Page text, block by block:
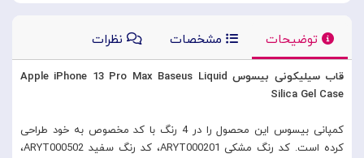
توضیحات مشخصات نظرات
قاب سیلیکونی بیسوس Apple iPhone 13 Pro Max Baseus Liquid
Silica Gel Case
کمپانی بیسوس این محصول را در 4 رنگ با کد مخصوص به خود طراحی
کرده است. کد رنگ مشکی ARYT000201، کد رنگ سفید ARYT000502،